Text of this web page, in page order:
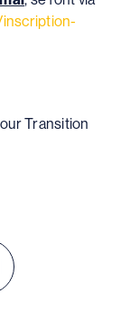
Transition